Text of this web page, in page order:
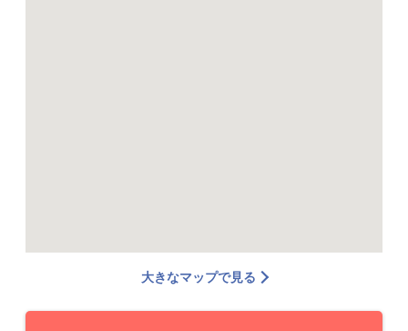
大きなマップで見る